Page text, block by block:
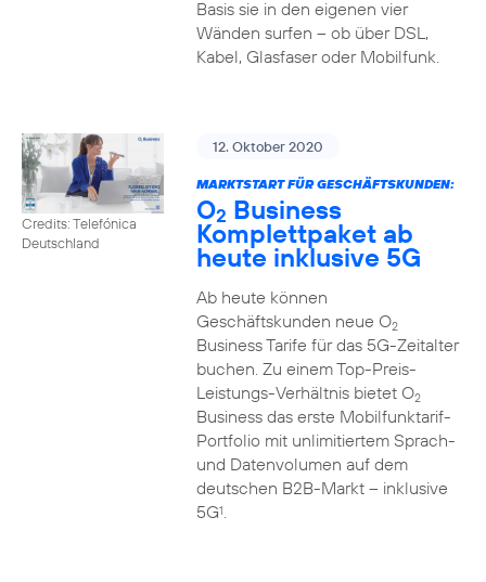
Basis sie in den eigenen vier
Wänden surfen – ob über DSL,
Kabel, Glasfaser oder Mobilfunk.
Credits: Telefónica
Deutschland
12. Oktober 2020
MARKTSTART FÜR GESCHÄFTSKUNDEN:
O2 Business
Komplettpaket ab
heute inklusive 5G
Ab heute können
Geschäftskunden neue O2
Business Tarife für das 5G-Zeitalter
buchen. Zu einem Top-Preis-
Leistungs-Verhältnis bietet O2
Business das erste Mobilfunktarif-
Portfolio mit unlimitiertem Sprach-
und Datenvolumen auf dem
deutschen B2B-Markt – inklusive
5G1.